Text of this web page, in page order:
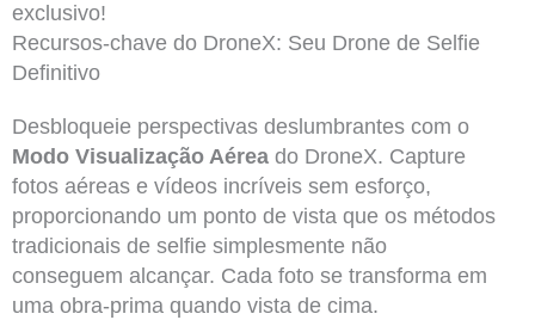
exclusivo!
Recursos-chave do DroneX: Seu Drone de Selfie
Definitivo
Desbloqueie perspectivas deslumbrantes com o
Modo Visualização Aéreado DroneX. Capture
fotos aéreas e vídeos incríveis sem esforço,
proporcionando um ponto de vista que os métodos
tradicionais de selfie simplesmente não
conseguem alcançar. Cada foto se transforma em
uma obra-prima quando vista de cima.